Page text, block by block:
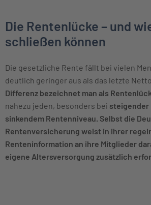
Die Rentenlücke – und
schließen können
Die gesetzliche Rente fällt bei vielen
deutlich geringer aus als das letzte
Differenz bezeichnet man als
nahezu jeden, besonders bei steigender
sinkendem Rentenniveau. Selbst die
Rentenversicherung weist in ihrer
Renteninformation an ihre Mitglieder
eigene Altersversorgung zusätzlich